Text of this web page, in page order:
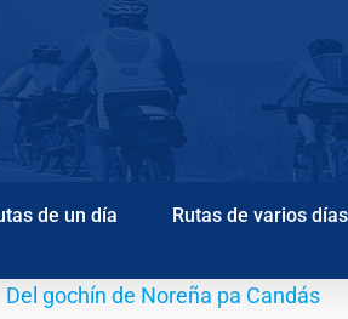
de un día Rutas de varios días
Del gochín de Noreña pa Candás